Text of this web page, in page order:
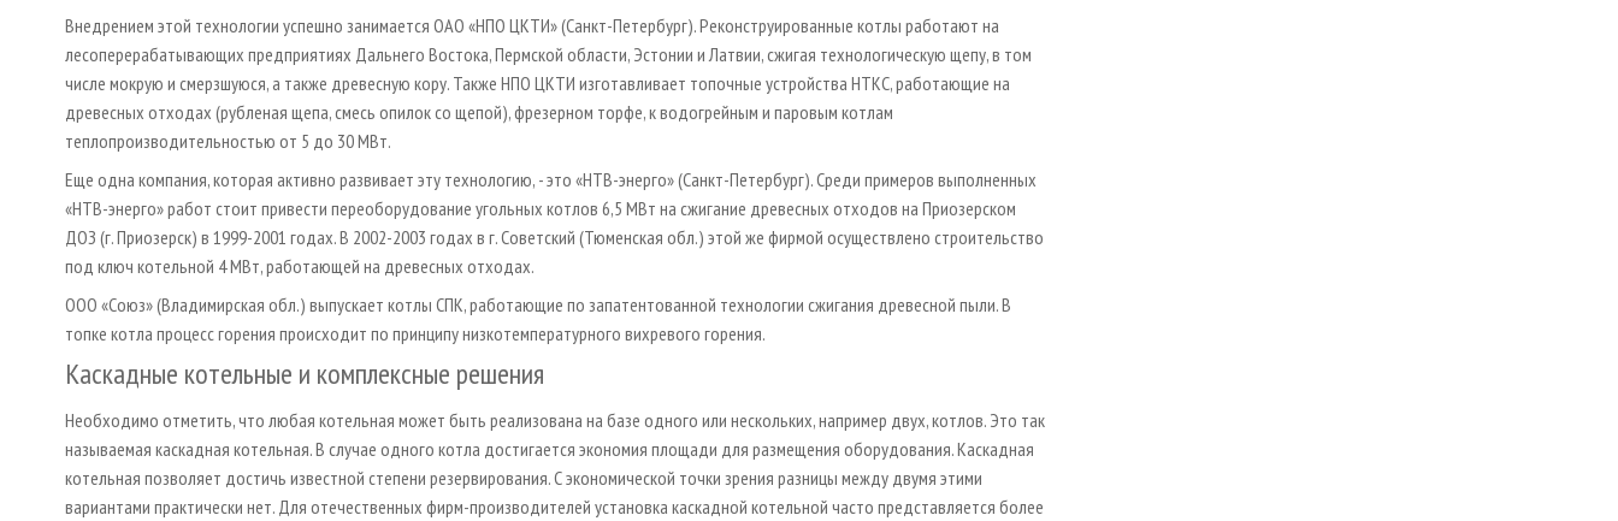
Внедрением этой технологии успешно занимается ОАО «НПО ЦКТИ» (Санкт-Петербург). Реконструированные котлы работают на
лесоперерабатывающих предприятиях Дальнего Востока, Пермской области, Эстонии и Латвии, сжигая технологическую щепу, в том
числе мокрую и смерзшуюся, а также древесную кору. Также НПО ЦКТИ изготавливает топочные устройства НТКС, работающие на
древесных отходах (рубленая щепа, смесь опилок со щепой), фрезерном торфе, к водогрейным и паровым котлам
теплопроизводительностью от 5 до 30 МВт.
Еще одна компания, которая активно развивает эту технологию, - это «НТВ-энерго» (Санкт-Петербург). Среди примеров выполненных
«НТВ-энерго» работ стоит привести переоборудование угольных котлов 6,5 МВт на сжигание древесных отходов на Приозерском
ДОЗ (г. Приозерск) в 1999-2001 годах. В 2002-2003 годах в г. Советский (Тюменская обл.) этой же фирмой осуществлено строительство
под ключ котельной 4 МВт, работающей на древесных отходах.
ООО «Союз» (Владимирская обл.) выпускает котлы СПК, работающие по запатентованной технологии сжигания древесной пыли. В
топке котла процесс горения происходит по принципу низкотемпературного вихревого горения.
Каскадные котельные и комплексные решения
Необходимо отметить, что любая котельная может быть реализована на базе одного или нескольких, например двух, котлов. Это так
называемая каскадная котельная. В случае одного котла достигается экономия площади для размещения оборудования. Каскадная
котельная позволяет достичь известной степени резервирования. С экономической точки зрения разницы между двумя этими
вариантами практически нет. Для отечественных фирм-производителей установка каскадной котельной часто представляется более